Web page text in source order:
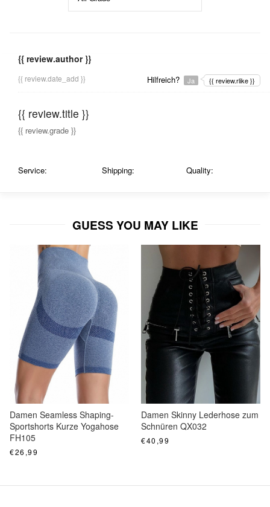
{{ review.author }}
{{ review.date_add }} Hilfreich? Ja {{ review.rlike }}
{{ review.title }}
{{ review.grade }}
Service: Shipping: Quality:
GUESS YOU MAY LIKE
Damen Seamless Shaping-
Sportshorts Kurze Yogahose
FH105
€26,99
Damen Skinny Lederhose zum
Schnüren QX032
€40,99